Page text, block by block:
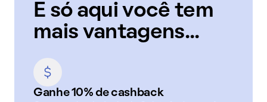
E só aqui você tem
mais vantagens...
Ganhe 10% de cashback